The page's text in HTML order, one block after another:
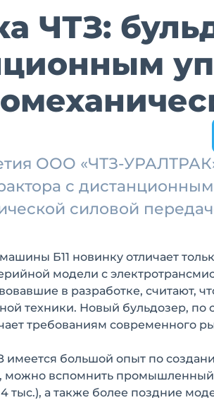
ЧТЗ:
ООО «ЧТЗ-
с
силовой
Б11 новинку отличает
модели с
в разработке, считают,
техники. Новый бульдозер,
требованиям современного
имеется большой опыт по
можно вспомнить промышленный
тыс.), а также более поздние